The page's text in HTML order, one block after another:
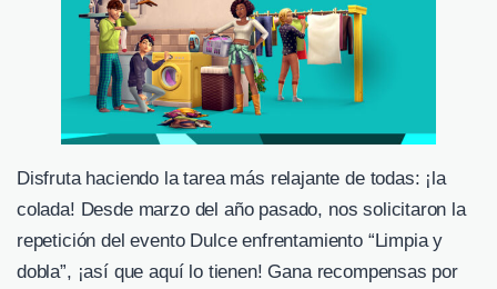
Disfruta haciendo la tarea más relajante de todas: ¡la
colada! Desde marzo del año pasado, nos solicitaron la
repetición del evento Dulce enfrentamiento “Limpia y
dobla”, ¡así que aquí lo tienen! Gana recompensas por